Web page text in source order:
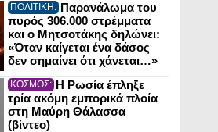
ΠΟΛΙΤΙΚΗ: Παρανάλωμα του
πυρός 306.000 στρέμματα
και ο Μητσοτάκης δηλώνει:
«Όταν καίγεται ένα δάσος
δεν σημαίνει ότι χάνεται…»
ΚΟΣΜΟΣ: Η Ρωσία έπληξε
τρία ακόμη εμπορικά πλοία
στη Μαύρη Θάλασσα
(βίντεο)